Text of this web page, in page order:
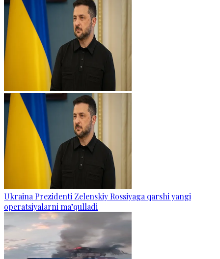
Ukraina Prezidenti Zelenskiy Rossiyaga qarshi yangi
operatsiyalarni ma’qulladi